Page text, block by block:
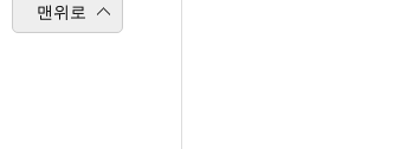
맨위로